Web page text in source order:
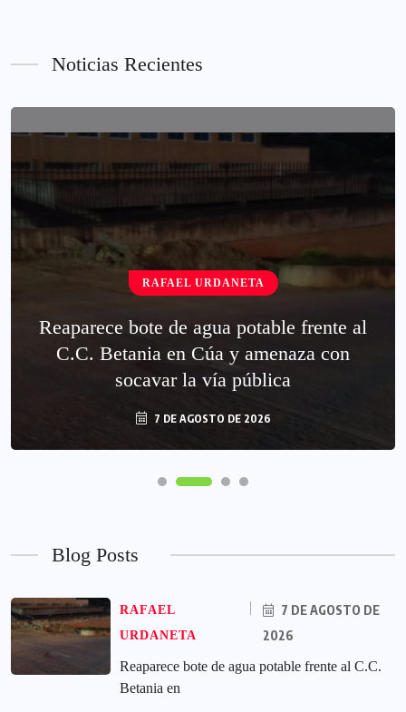
Noticias Recientes
RAFAEL URDANETA
Reaparece bote de agua potable frente al
C.C. Betania en Cúa y amenaza con
socavar la vía pública
7 DE AGOSTO DE 2026
Blog Posts
RAFAEL
URDANETA
7 DE AGOSTO DE
2026
Reaparece bote de agua potable frente al C.C.
Betania en